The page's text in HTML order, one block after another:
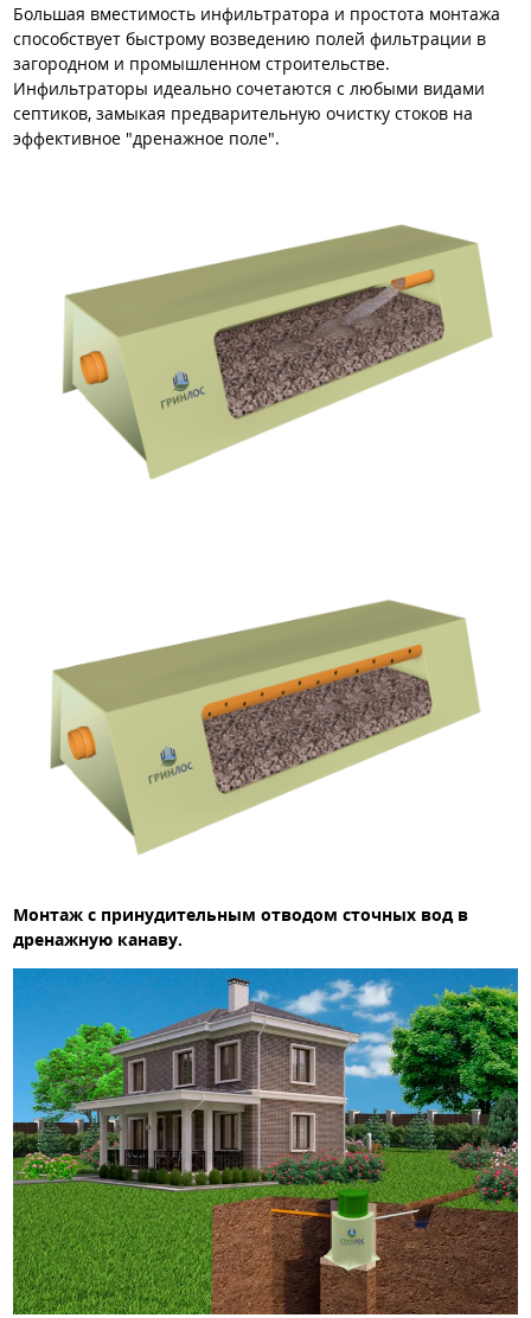
Большая вместимость инфильтратора и простота монтажа
способствует быстрому возведению полей фильтрации в
загородном и промышленном строительстве.
Инфильтраторы идеально сочетаются с любыми видами
септиков, замыкая предварительную очистку стоков на
эффективное "дренажное поле".
Монтаж с принудительным отводом сточных вод в
дренажную канаву.